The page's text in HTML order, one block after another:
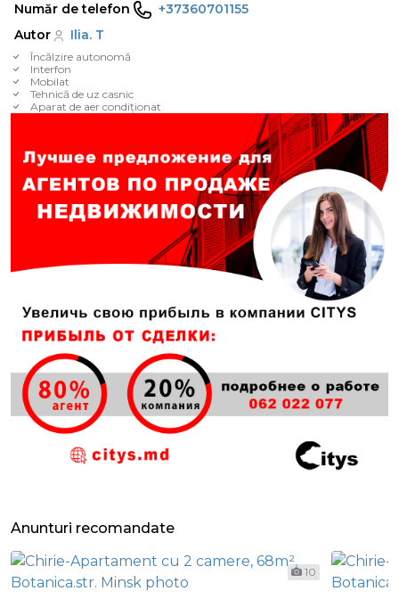
Număr de telefon
+37360701155
Autor
Ilia. T
Încălzire autonomă
Interfon
Mobilat
Tehnică de uz casnic
Aparat de aer condiționat
Anunturi recomandate
10